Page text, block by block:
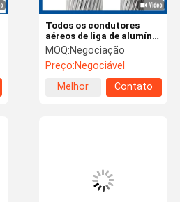
Todos os condutores
aéreos de liga de alumínio
AAAC para distribuição
primária e secundária
ASTM B399 IEC 61089
MOQ:Negociação
Preço:Negociável
Melhor
Contato